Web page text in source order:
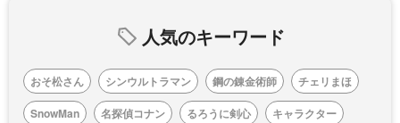
人気のキーワード
おそ松さん シンウルトラマン 鋼の錬金術師
チェリまほ
SnowMan
名探偵コナン るろうに剣心 キャラクター